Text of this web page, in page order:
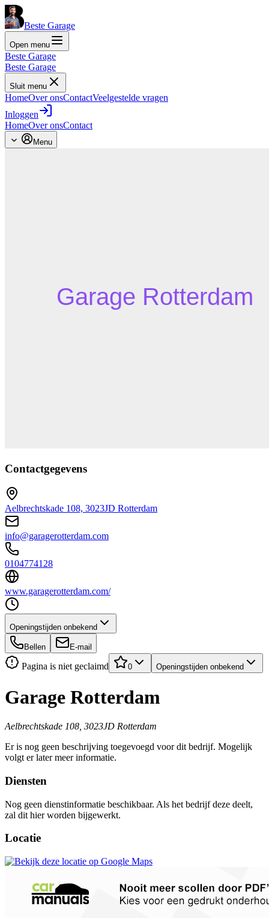
Beste Garage
Open menu
Beste Garage
Beste Garage
Sluit menu
HomeOver onsContactVeelgestelde vragen
Inloggen
HomeOver onsContact
Menu
Contactgegevens
Aelbrechtskade 108, 3023JD Rotterdam
info@garagerotterdam.com
0104774128
www.garagerotterdam.com/
Openingstijden onbekend
Bellen E-mail
Pagina is niet geclaimd 0 Openingstijden onbekend
Garage Rotterdam
Aelbrechtskade 108, 3023JD Rotterdam
Er is nog geen beschrijving toegevoegd voor dit bedrijf. Mogelijk
volgt er later meer informatie.
Diensten
Nog geen dienstinformatie beschikbaar. Als het bedrijf deze deelt,
zal dit hier worden bijgewerkt.
Locatie